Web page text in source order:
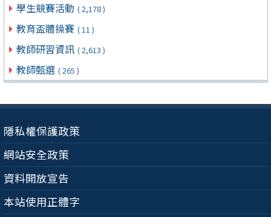
學生競賽活動 ( 2,178 )
教育盃體操賽 ( 11 )
教師研習資訊 ( 2,613 )
教師甄選 ( 265 )
隱私權保護政策
網站安全政策
資料開放宣告
本站使用正體字